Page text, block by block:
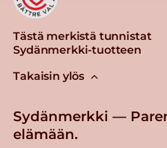
Tästä merkistä tunnistat
Sydänmerkki-tuotteen
Takaisin ylös
Sydänmerkki —
elämään.